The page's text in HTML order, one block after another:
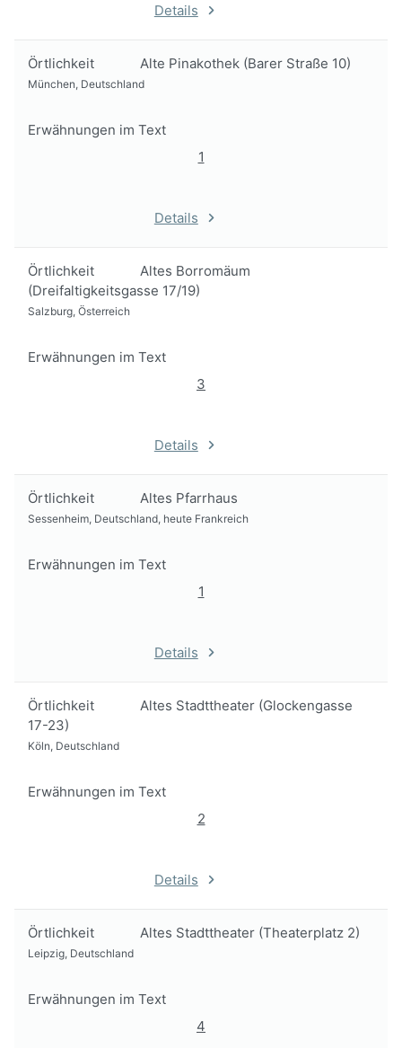
Details
Örtlichkeit Alte Pinakothek (Barer Straße 10)
München, Deutschland
Erwähnungen im Text
1
Details
Örtlichkeit
Altes Borromäum
(Dreifaltigkeitsgasse 17/19)
Salzburg, Österreich
Erwähnungen im Text
3
Details
Örtlichkeit Altes Pfarrhaus
Sessenheim, Deutschland, heute Frankreich
Erwähnungen im Text
1
Details
Örtlichkeit
Altes Stadttheater (Glockengasse
17-23)
Köln, Deutschland
Erwähnungen im Text
2
Details
Örtlichkeit Altes Stadttheater (Theaterplatz 2)
Leipzig, Deutschland
Erwähnungen im Text
4